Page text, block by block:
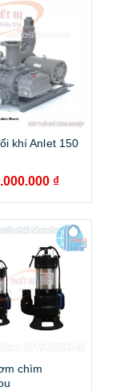
khí Anlet 150
₫
chìm